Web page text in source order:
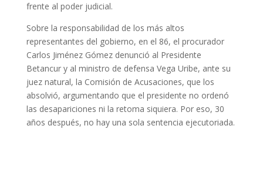
frente al poder judicial.
Sobre la responsabilidad de los más altos
representantes del gobierno, en el 86, el procurador
Carlos Jiménez Gómez denunció al Presidente
Betancur y al ministro de defensa Vega Uribe, ante su
juez natural, la Comisión de Acusaciones, que los
absolvió, argumentando que el presidente no ordenó
las desapariciones ni la retoma siquiera. Por eso, 30
años después, no hay una sola sentencia ejecutoriada.